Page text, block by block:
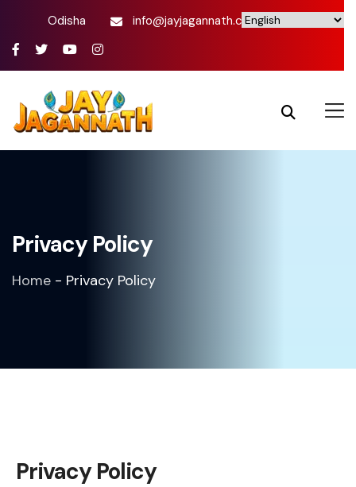
Odisha info@jayjagannath.com
Privacy Policy
Home - Privacy Policy
Privacy Policy